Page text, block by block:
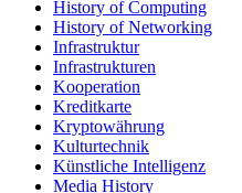
History of Computing
History of Networking
Infrastruktur
Infrastrukturen
Kooperation
Kreditkarte
Kryptowährung
Kulturtechnik
Künstliche Intelligenz
Media History